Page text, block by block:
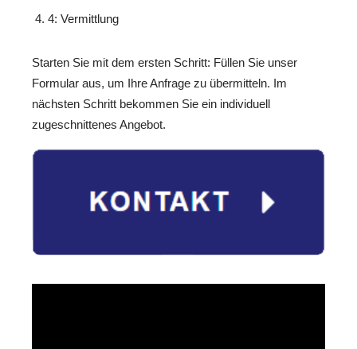
4: Vermittlung
Starten Sie mit dem ersten Schritt: Füllen Sie unser
Formular aus, um Ihre Anfrage zu übermitteln. Im
nächsten Schritt bekommen Sie ein individuell
zugeschnittenes Angebot.